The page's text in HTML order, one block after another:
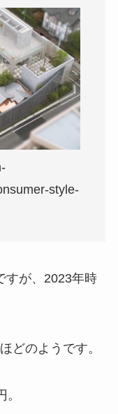
style-
すが、2023年時
どのようです。